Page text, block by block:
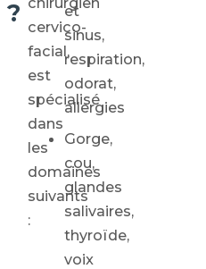
? cervico-
facial,
est
spécialisé
dans
les
domaines
suivants
:
et
sinus,
respiration,
odorat,
allergies
Gorge,
cou,
glandes
salivaires,
thyroïde,
voix